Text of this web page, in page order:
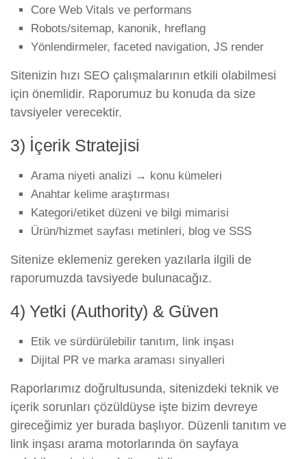
Core Web Vitals ve performans
Robots/sitemap, kanonik, hreflang
Yönlendirmeler, faceted navigation, JS render
Sitenizin hızı SEO çalışmalarının etkili olabilmesi
için önemlidir. Raporumuz bu konuda da size
tavsiyeler verecektir.
3) İçerik Stratejisi
Arama niyeti analizi → konu kümeleri
Anahtar kelime araştırması
Kategori/etiket düzeni ve bilgi mimarisi
Ürün/hizmet sayfası metinleri, blog ve SSS
Sitenize eklemeniz gereken yazılarla ilgili de
raporumuzda tavsiyede bulunacağız.
4) Yetki (Authority) & Güven
Etik ve sürdürülebilir tanıtım, link inşası
Dijital PR ve marka araması sinyalleri
Raporlarımız doğrultusunda, sitenizdeki teknik ve
içerik sorunları çözüldüyse işte bizim devreye
gireceğimiz yer burada başlıyor. Düzenli tanıtım ve
link inşası arama motorlarında ön sayfaya